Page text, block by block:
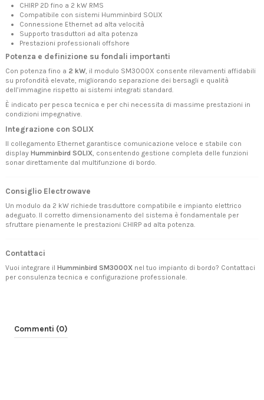
CHIRP 2D fino a 2 kW RMS
Compatibile con sistemi Humminbird SOLIX
Connessione Ethernet ad alta velocità
Supporto trasduttori ad alta potenza
Prestazioni professionali offshore
Potenza e definizione su fondali importanti
Con potenza fino a 2 kW, il modulo SM3000X consente rilevamenti affidabili
su profondità elevate, migliorando separazione dei bersagli e qualità
dell’immagine rispetto ai sistemi integrati standard.
È indicato per pesca tecnica e per chi necessita di massime prestazioni in
condizioni impegnative.
Integrazione con SOLIX
Il collegamento Ethernet garantisce comunicazione veloce e stabile con
display Humminbird SOLIX, consentendo gestione completa delle funzioni
sonar direttamente dal multifunzione di bordo.
Consiglio Electrowave
Un modulo da 2 kW richiede trasduttore compatibile e impianto elettrico
adeguato. Il corretto dimensionamento del sistema è fondamentale per
sfruttare pienamente le prestazioni CHIRP ad alta potenza.
Contattaci
Vuoi integrare il Humminbird SM3000X nel tuo impianto di bordo? Contattaci
per consulenza tecnica e configurazione professionale.
Commenti (0)